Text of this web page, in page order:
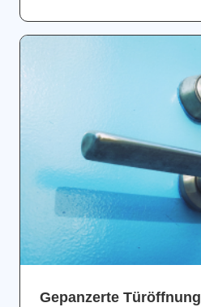
Gepanzerte Türöffnung